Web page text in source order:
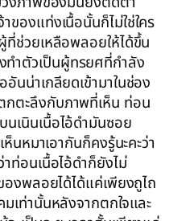
องแท่งเนื้อนั้นก็ไม่ใช่ใคร
ที่ช่วยเหลือพลอยให้ได้ขึ้น
ำตัวเป็นผู้ทรยศที่กำลัง
นน่าเกลียดเข้ามาในช่อง
ตะลึงกับภาพที่เห็น ท่อน
เนินเนื้อไอ้ดำมันซอย
ห็นหมาเอากันก็คงรู้นะคะว่า
ท่อนเนื้อไอ้ดำก็ยังไม่
องพลอยได้ได้แค่เพียงถูไถ
เท่านั้นหลังจากตกใจและ